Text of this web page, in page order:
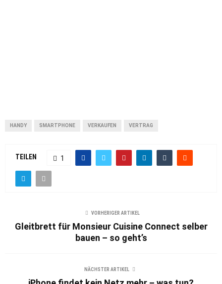
HANDY SMARTPHONE VERKAUFEN VERTRAG
TEILEN 1
VORHERIGER ARTIKEL
Gleitbrett für Monsieur Cuisine Connect selber
bauen – so geht’s
NÄCHSTER ARTIKEL